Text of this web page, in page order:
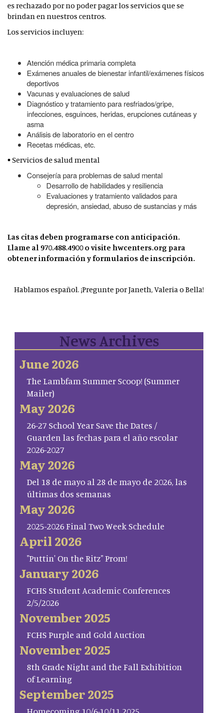
es rechazado por no poder pagar los servicios que se
brindan en nuestros centros.
Los servicios incluyen:
Atención médica primaria completa
Exámenes anuales de bienestar infantil/exámenes físicos
deportivos
Vacunas y evaluaciones de salud
Diagnóstico y tratamiento para resfriados/gripe,
infecciones, esguinces, heridas, erupciones cutáneas y
asma
Análisis de laboratorio en el centro
Recetas médicas, etc.
• Servicios de salud mental
Consejería para problemas de salud mental
Desarrollo de habilidades y resiliencia
Evaluaciones y tratamiento validados para
depresión, ansiedad, abuso de sustancias y más
Las citas deben programarse con anticipación.
Llame al 970.488.4900 o visite hwcenters.org para
obtener información y formularios de inscripción.
Hablamos español. ¡Pregunte por Janeth, Valeria o Bella!
News Archives
June 2026
The Lambfam Summer Scoop! (Summer
Mailer)
May 2026
26-27 School Year Save the Dates /
Guarden las fechas para el año escolar
2026-2027
May 2026
Del 18 de mayo al 28 de mayo de 2026, las
últimas dos semanas
May 2026
2025-2026 Final Two Week Schedule
April 2026
"Puttin' On the Ritz" Prom!
January 2026
FCHS Student Academic Conferences
2/5/2026
November 2025
FCHS Purple and Gold Auction
November 2025
8th Grade Night and the Fall Exhibition
of Learning
September 2025